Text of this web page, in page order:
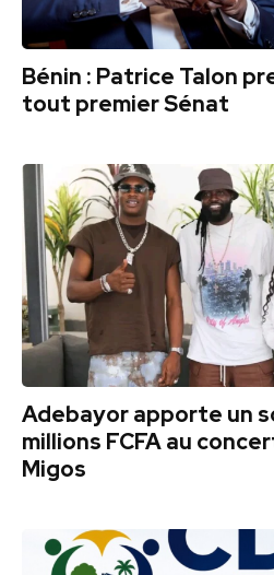
Bénin : Patrice Talon
tout premier Sénat
Adebayor apporte un
millions FCFA au
Migos